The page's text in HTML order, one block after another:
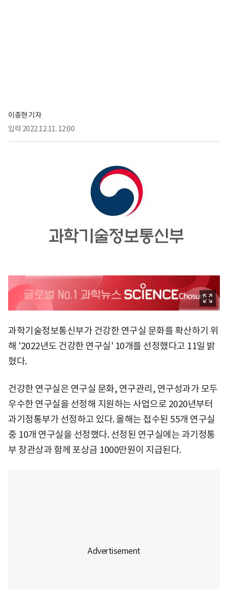
이종현 기자
입력 2022.12.11. 12:00
과학기술정보통신부가 건강한 연구실 문화를 확산하기 위
해 '2022년도 건강한 연구실' 10개를 선정했다고 11일 밝
혔다.
건강한 연구실은 연구실 문화, 연구관리, 연구성과가 모두
우수한 연구실을 선정해 지원하는 사업으로 2020년부터
과기정통부가 선정하고 있다. 올해는 접수된 55개 연구실
중 10개 연구실을 선정했다. 선정된 연구실에는 과기정통
부 장관상과 함께 포상금 1000만원이 지급된다.